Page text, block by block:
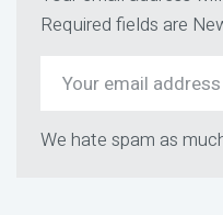
Required fields are
We hate spam as